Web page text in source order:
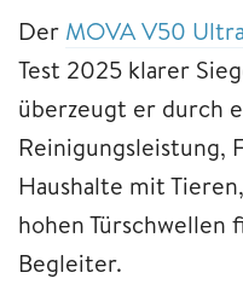
Der MOVA V50
Test 2025 klarer
überzeugt er durch
Reinigungsleistung,
Haushalte mit
hohen Türschwellen
Begleiter.